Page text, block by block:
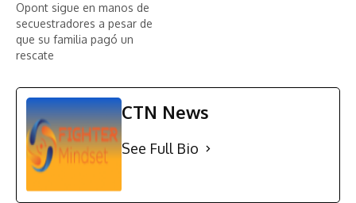
Opont sigue en manos de
secuestradores a pesar de
que su familia pagó un
rescate
CTN News
See Full Bio